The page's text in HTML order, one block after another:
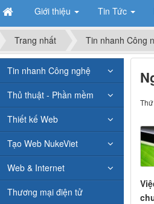
Giới thiệu Tin Tức
Trang nhất Tin nhanh Công
Tin nhanh Công nghệ
Thủ thuật - Phần mềm
Thiết kế Web
Tạo Web NukeViet
Web & Internet
Thương mại điện tử